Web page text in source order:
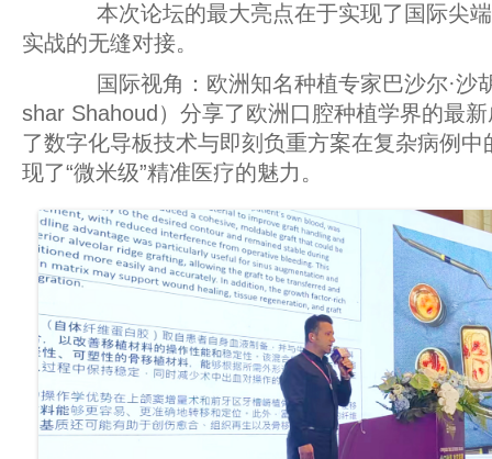
本次论坛的最大亮点在于实现了国际尖端
实战的无缝对接。
国际视角：欧洲知名种植专家巴沙尔·沙
shar Shahoud）分享了欧洲口腔种植学界的最
了数字化导板技术与即刻负重方案在复杂病例中
现了“微米级”精准医疗的魅力。